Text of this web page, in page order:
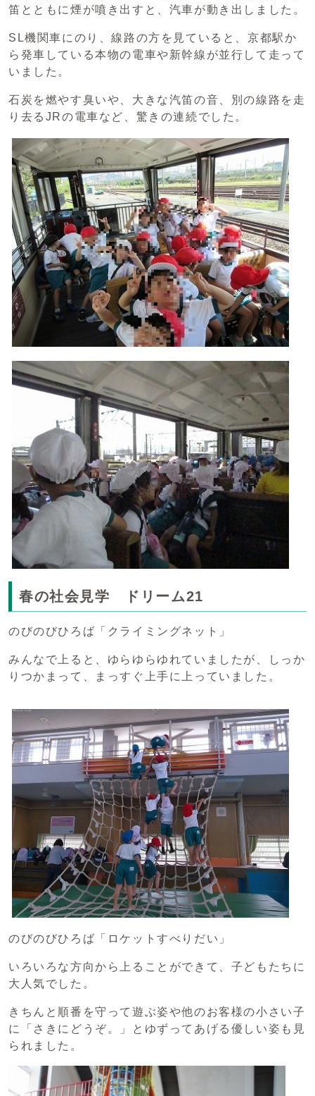
笛とともに煙が噴き出すと、汽車が動き出しました。
SL機関車にのり、線路の方を見ていると、京都駅か
ら発車している本物の電車や新幹線が並行して走って
いました。
石炭を燃やす臭いや、大きな汽笛の音、別の線路を走
り去るJRの電車など、驚きの連続でした。
春の社会見学 ドリーム21
のびのびひろば「クライミングネット」
みんなで上ると、ゆらゆらゆれていましたが、しっか
りつかまって、まっすぐ上手に上っていました。
のびのびひろば「ロケットすべりだい」
いろいろな方向から上ることができて、子どもたちに
大人気でした。
きちんと順番を守って遊ぶ姿や他のお客様の小さい子
に「さきにどうぞ。」とゆずってあげる優しい姿も見
られました。